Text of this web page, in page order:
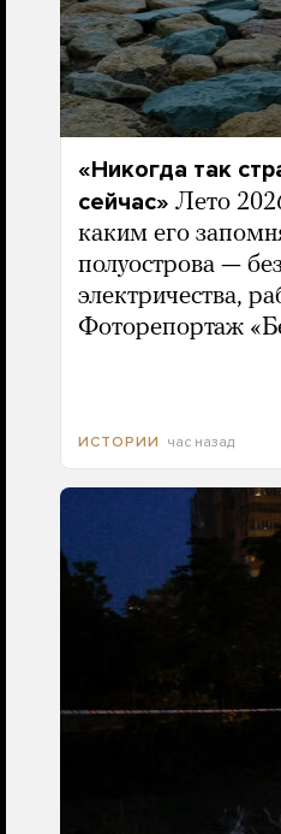
«Никогда так
сейчас» Лето
каким его
полуострова —
электричества,
Фоторепортаж
ИСТОРИИ час назад